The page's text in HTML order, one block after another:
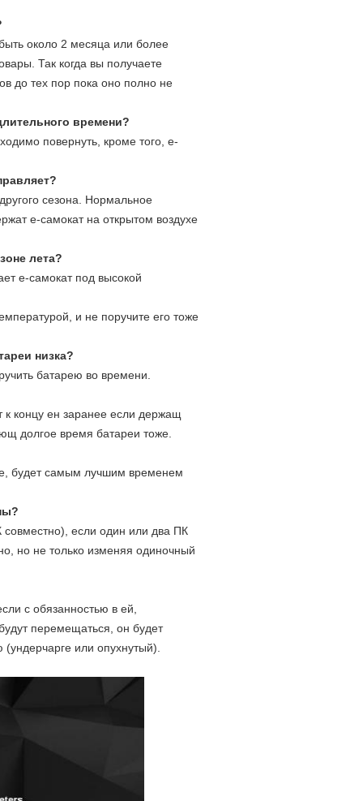
около 2 месяца или более
Так когда вы получаете
до тех пор пока оно полно не
времени?
повернуть, кроме того, е-
сезона. Нормальное
е-самокат на открытом воздухе
лета?
е-самокат под высокой
и не поручите его тоже
низка?
батарею во времени.
к концу ен заранее если держащ
долгое время батареи тоже.
будет самым лучшим временем
если один или два ПК
но не только изменяя одиночный
с обязанностью в ей,
перемещаться, он будет
или опухнутый).